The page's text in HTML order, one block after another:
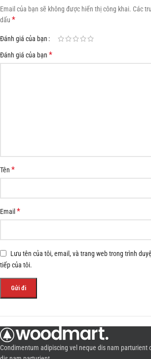
Email của bạn sẽ không được hiển thị công khai. Các
dấu *
Đánh giá của bạn
Đánh giá của bạn *
Tên *
Email*
Lưu tên của tôi, email, và trang web trong trình
tiếp của tôi.
Condimentum adipiscing vel neque dis nam parturient